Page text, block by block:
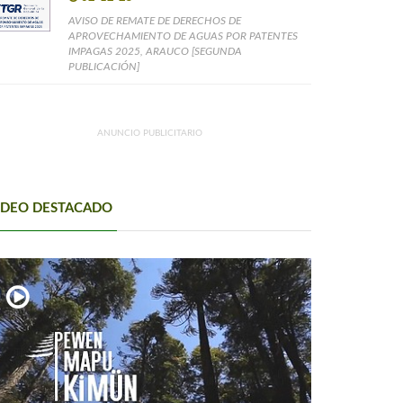
AVISO DE REMATE DE DERECHOS DE
APROVECHAMIENTO DE AGUAS POR PATENTES
IMPAGAS 2025, ARAUCO [SEGUNDA
PUBLICACIÓN]
ANUNCIO PUBLICITARIO
DESTACADO